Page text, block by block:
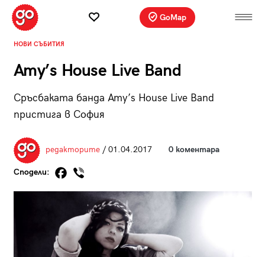
GoMap
НОВИ СЪБИТИЯ
Amy’s House Live Band
Сръсбаката банда Amy’s House Live Band
пристига в София
редакторите/ 01.04.2017 0 коментара
Сподели: